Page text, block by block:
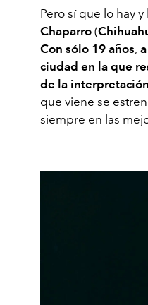
Pero sí que lo hay
Chaparro (
Con sólo 19 años,
ciudad en la que
de la
que viene se
siempre en las